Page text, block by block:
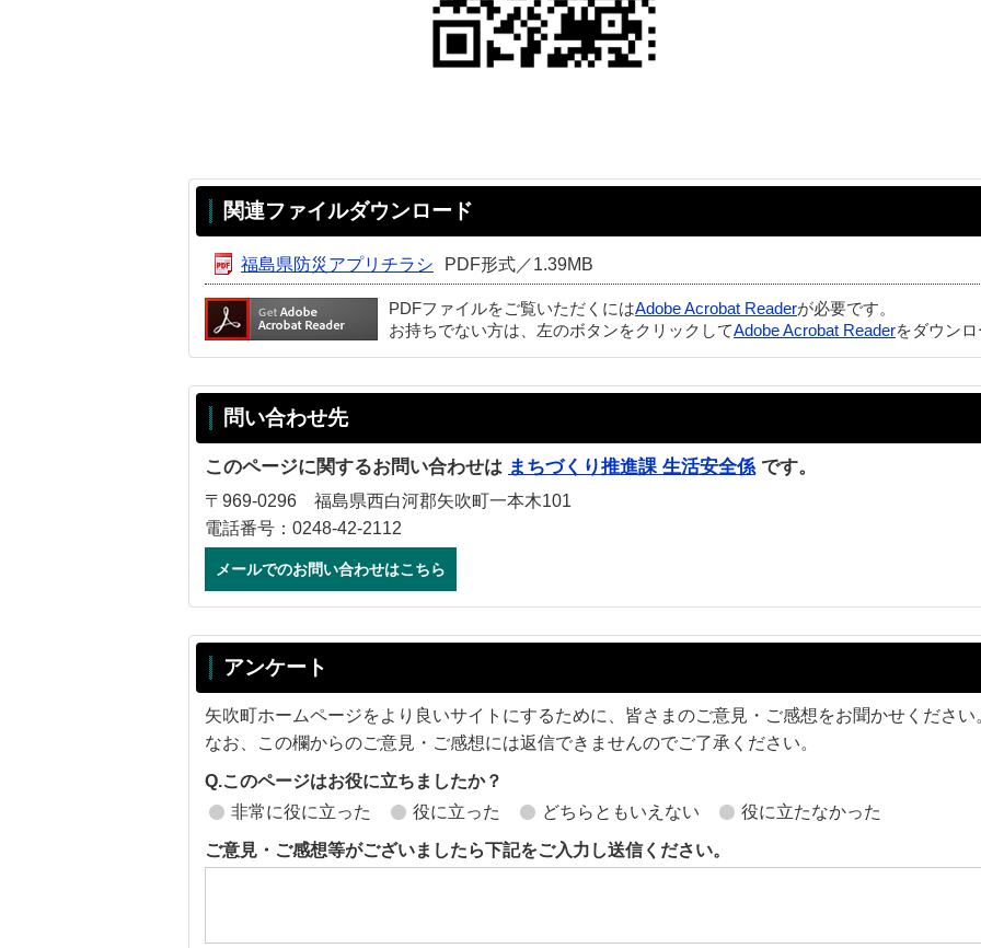
関連ファイルダウンロード
福島県防災アプリチラシ PDF形式／1.39MB
PDFファイルをご覧いただくにはAdobe Acrobat Readerが必要です。
お持ちでない方は、左のボタンをクリックしてAdobe Acrobat Readerをダウン
問い合わせ先
このページに関するお問い合わせは まちづくり推進課 生活安全係 です。
〒969-0296 福島県西白河郡矢吹町一本木101
電話番号：0248-42-2112
メールでのお問い合わせはこちら
アンケート
矢吹町ホームページをより良いサイトにするために、皆さまのご意見・ご感想をお聞かせください
なお、この欄からのご意見・ご感想には返信できませんのでご了承ください。
Q.このページはお役に立ちましたか？
非常に役に立った
役に立った どちらともいえない 役に立たなかった
ご意見・ご感想等がございましたら下記をご入力し送信ください。